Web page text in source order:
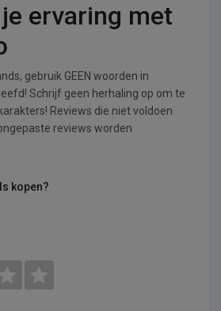
ervaring met
gebruik GEEN woorden in
Schrijf geen herhaling op om te
Reviews die niet voldoen
reviews worden
kopen?